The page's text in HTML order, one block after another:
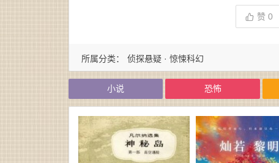
赞 0
所属分类： 侦探悬疑 · 惊悚科幻
小说 恐怖